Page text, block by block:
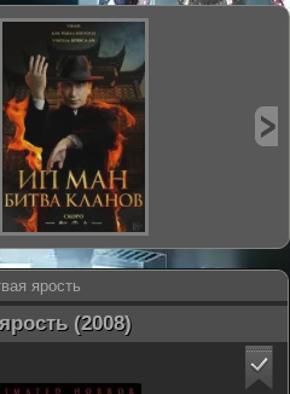
ярость
(2008)